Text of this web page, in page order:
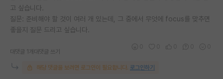
고 싶습니다.
질문: 준비해야 할 것이 여러 개 있는데, 그 중에서 무엇에 focus를 맞추면
좋을지 질문 드리고 싶습니다.
대댓글 1개 대댓글 쓰기
해당 댓글을 보려면 로그인이 필요합니다. 로그인하기